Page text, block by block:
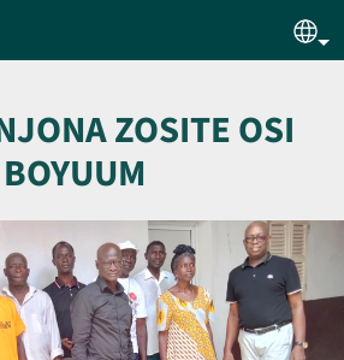
ZOSITE OSI
BOYUUM